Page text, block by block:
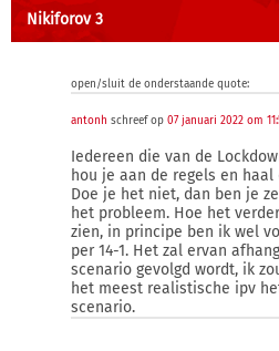
Nikiforov 3
open/sluit de onderstaande quote:
antonh schreef op 07 januari 2022 om
Iedereen die van de
hou je aan de regels en
Doe je het niet, dan ben je
het probleem. Hoe het
zien, in principe ben ik wel
per 14-1. Het zal ervan
scenario gevolgd wordt, ik
het meest realistische ipv
scenario.